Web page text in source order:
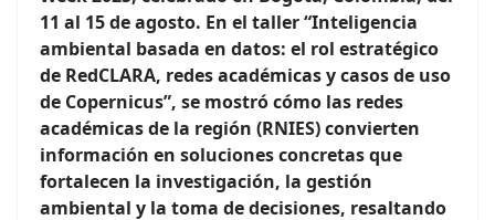
11 al 15 de agosto. En el taller “Inteligencia
ambiental basada en datos: el rol estratégico
de RedCLARA, redes académicas y casos de uso
de Copernicus”, se mostró cómo las redes
académicas de la región (RNIES) convierten
información en soluciones concretas que
fortalecen la investigación, la gestión
ambiental y la toma de decisiones, resaltando